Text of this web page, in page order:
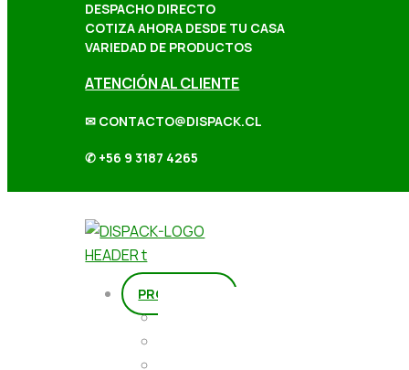
DESPACHO DIRECTO
COTIZA AHORA DESDE TU CASA
VARIEDAD DE PRODUCTOS
ATENCIÓN AL CLIENTE
✉ CONTACTO@DISPACK.CL
✆ +56 9 3187 4265
PRODUCTOS